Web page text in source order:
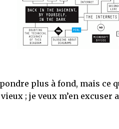
plus à fond, mais ce
; je veux m’en